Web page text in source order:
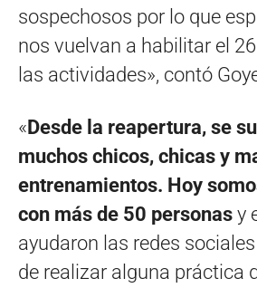
sospechosos por lo que
nos vuelvan a habilitar el
las actividades», contó
«Desde la reapertura, se
muchos chicos, chicas y
entrenamientos. Hoy
con más de 50 personas y
ayudaron las redes
de realizar alguna práctica